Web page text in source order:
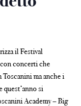
il Festival
concerti che
ma anche i
quest’anno si
Academy – Big